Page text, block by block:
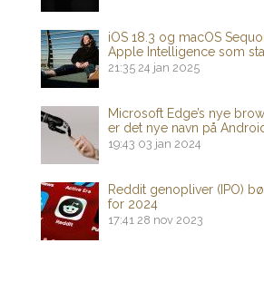
iOS 18.3 og macOS
Apple Intelligence som
21:35 24 jan 2025
Microsoft Edge’s nye
er det nye navn på
19:43 03 jan 2024
Reddit genopliver (IPO)
for 2024
17:41 28 nov 2023